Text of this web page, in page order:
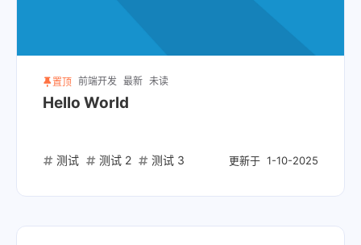
置顶 前端开发 最新 未读
Hello World
更新于 1-10-2025
测试 测试 2 测试 3